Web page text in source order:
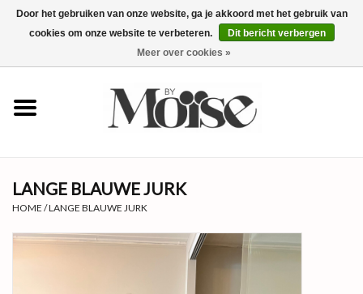
0 Artikelen - €0,00
€15✴
KLEDING
SIERADEN
LANGE BLAUWE JURK
HOME /LANGE BLAUWE JURK
Door het gebruiken van onze website, ga je akkoord met het gebruik van
cookies om onze website te verbeteren.
Dit bericht verbergen
Meer over cookies »